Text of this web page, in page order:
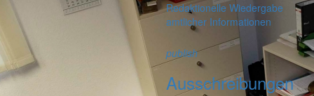
Redaktionelle Wiedergabe
amtlicher Informationen
publish
Ausschreibungen